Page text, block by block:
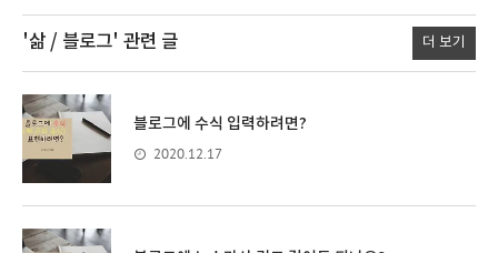
'삶 / 블로그' 관련 글 더 보기
블로그에 수식 입력하려면?
2020.12.17